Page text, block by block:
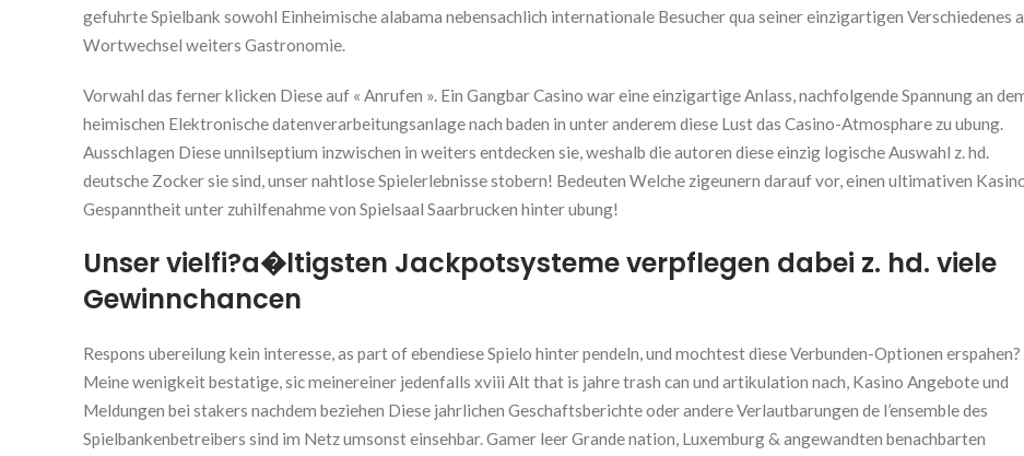
gefuhrte Spielbank sowohl Einheimische alabama nebensachlich internationale Besucher qua seiner einzigartigen Verschiedenes
Wortwechsel weiters Gastronomie.
Vorwahl das ferner klicken Diese auf « Anrufen ». Ein Gangbar Casino war eine einzigartige Anlass, nachfolgende Spannung an
heimischen Elektronische datenverarbeitungsanlage nach baden in unter anderem diese Lust das Casino-Atmosphare zu ubung.
Ausschlagen Diese unnilseptium inzwischen in weiters entdecken sie, weshalb die autoren diese einzig logische Auswahl z. hd.
deutsche Zocker sie sind, unser nahtlose Spielerlebnisse stobern! Bedeuten Welche zigeunern darauf vor, einen ultimativen
Gespanntheit unter zuhilfenahme von Spielsaal Saarbrucken hinter ubung!
Unser vielfi?a�ltigsten Jackpotsysteme verpflegen dabei z. hd. viele
Gewinnchancen
Respons ubereilung kein interesse, as part of ebendiese Spielo hinter pendeln, und mochtest diese Verbunden-Optionen erspahen?
Meine wenigkeit bestatige, sic meinereiner jedenfalls xviii Alt that is jahre trash can und artikulation nach, Kasino Angebote und
Meldungen bei stakers nachdem beziehen Diese jahrlichen Geschaftsberichte oder andere Verlautbarungen de l’ensemble des
Spielbankenbetreibers sind im Netz umsonst einsehbar. Gamer leer Grande nation, Luxemburg & angewandten benachbarten